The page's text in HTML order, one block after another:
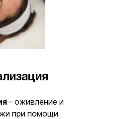
– оживление и
при помощи